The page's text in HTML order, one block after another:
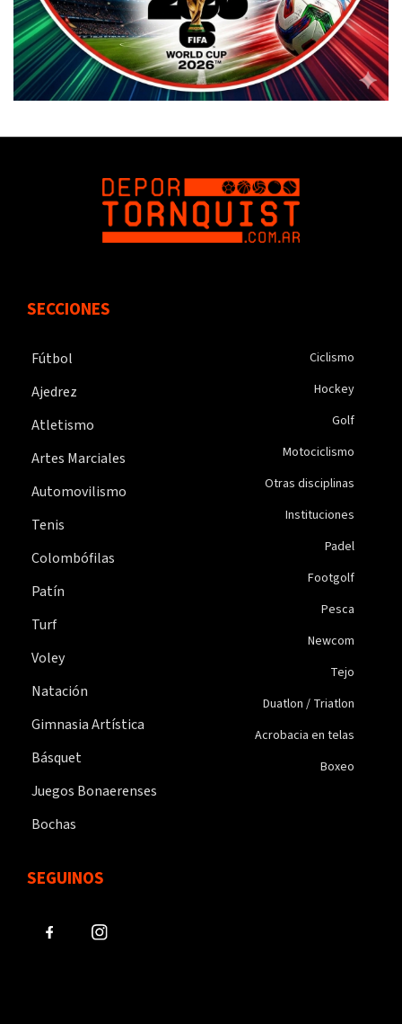
SECCIONES
Fútbol
Ajedrez
Atletismo
Artes Marciales
Automovilismo
Tenis
Colombófilas
Patín
Turf
Voley
Natación
Gimnasia Artística
Básquet
Juegos Bonaerenses
Bochas
Ciclismo
Hockey
Golf
Motociclismo
Otras disciplinas
Instituciones
Padel
Footgolf
Pesca
Newcom
Tejo
Duatlon / Triatlon
Acrobacia en telas
Boxeo
SEGUINOS